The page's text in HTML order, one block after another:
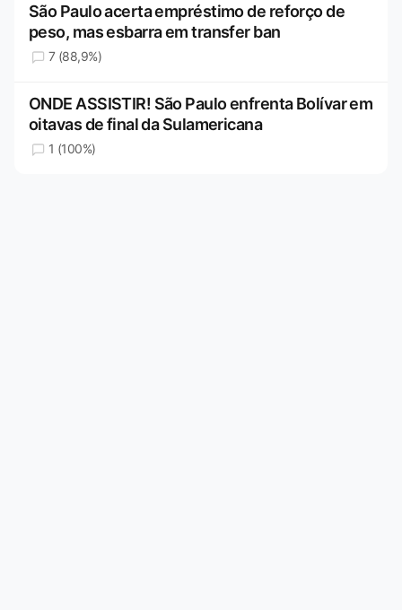
São Paulo acerta empréstimo de reforço de
peso, mas esbarra em transfer ban
7 (88,9%)
ONDE ASSISTIR! São Paulo enfrenta Bolívar em
oitavas de final da Sulamericana
1 (100%)